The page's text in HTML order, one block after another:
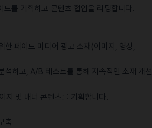
를 기획하고 콘텐츠 협업을 리딩합니다.
페이드 미디어 광고 소재(이미지, 영상,
하고, A/B 테스트를 통해 지속적인 소재 개선
지 및 배너 콘텐츠를 기획합니다.
축